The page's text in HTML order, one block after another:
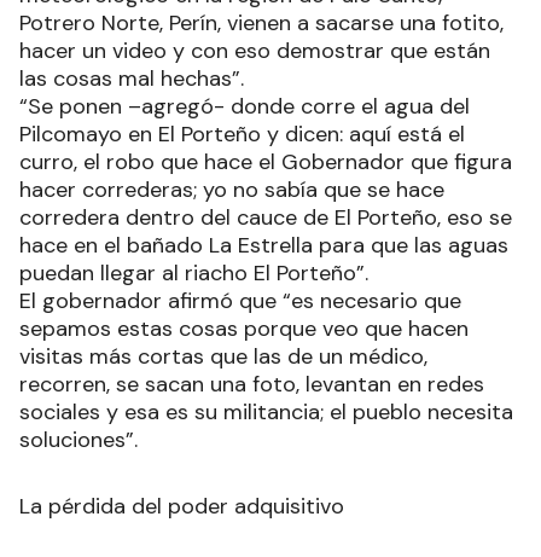
Potrero Norte, Perín, vienen a sacarse una fotito,
hacer un video y con eso demostrar que están
las cosas mal hechas”.
“Se ponen –agregó- donde corre el agua del
Pilcomayo en El Porteño y dicen: aquí está el
curro, el robo que hace el Gobernador que figura
hacer correderas; yo no sabía que se hace
corredera dentro del cauce de El Porteño, eso se
hace en el bañado La Estrella para que las aguas
puedan llegar al riacho El Porteño”.
El gobernador afirmó que “es necesario que
sepamos estas cosas porque veo que hacen
visitas más cortas que las de un médico,
recorren, se sacan una foto, levantan en redes
sociales y esa es su militancia; el pueblo necesita
soluciones”.
La pérdida del poder adquisitivo